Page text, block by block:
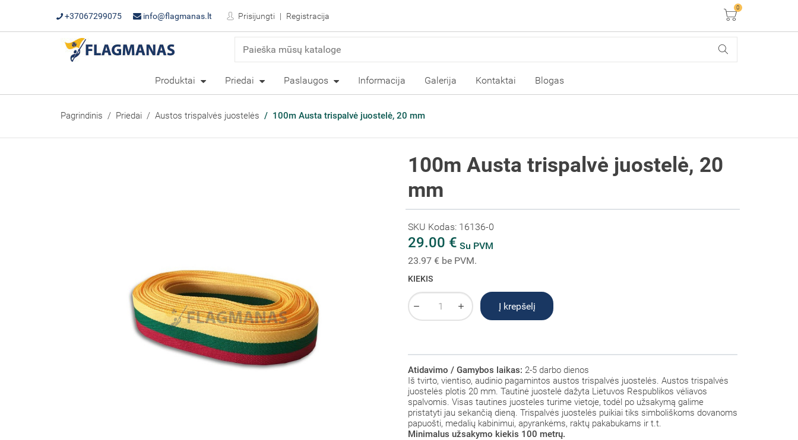
+37067299075 info@flagmanas.lt Prisijungti Registracija Krepšelis
0
Produktai Priedai Paslaugos Informacija Galerija Kontaktai Blogas
Pagrindinis Priedai Austos trispalvės juostelės 100m Austa trispalvė juostelė, 20 mm
100m Austa trispalvė juostelė, 20
mm
SKU Kodas: 16136-0
29.00 € Su PVM
23.97 € be PVM.
KIEKIS
Į krepšelį
Atidavimo / Gamybos laikas: 2-5 darbo dienos
Iš tvirto, vientiso, audinio pagamintos austos trispalvės juostelės. Austos trispalvės
juostelės plotis 20 mm. Tautinė juostelė dažyta Lietuvos Respublikos vėliavos
spalvomis. Visas tautines juosteles turime vietoje, todėl po užsakymą galime
pristatyti jau sekančią dieną. Trispalvės juostelės puikiai tiks simboliškoms dovanoms
papuošti, medalių kabinimui, apyrankėms, raktų pakabukams ir t.t.
Minimalus užsakymo kiekis 100 metrų.